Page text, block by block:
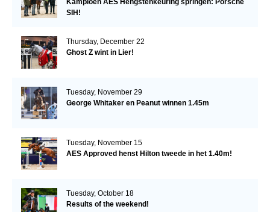
SIH!
Thursday, December 22
Ghost Z wint in Lier!
Tuesday, November 29
George Whitaker en Peanut winnen 1.45m
Tuesday, November 15
AES Approved henst Hilton tweede in het 1.40m!
Tuesday, October 18
Results of the weekend!